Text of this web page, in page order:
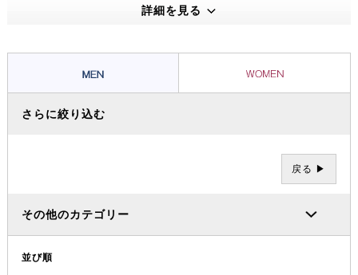
詳細を見る
さらに絞り込む
戻る ▶
その他のカテゴリー
並び順